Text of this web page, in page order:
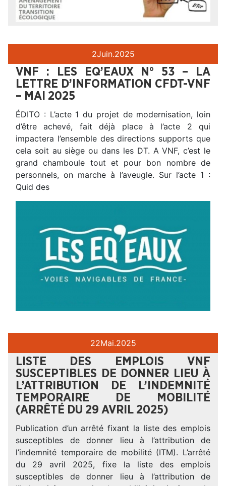
2Juin.2025
VNF : LES EQ’EAUX N° 53 – LA
LETTRE D’INFORMATION CFDT-VNF
– MAI 2025
ÉDITO : L’acte 1 du projet de modernisation, loin
d’être achevé, fait déjà place à l’acte 2 qui
impactera l’ensemble des directions supports que
cela soit au siège ou dans les DT. A VNF, c’est le
grand chamboule tout et pour bon nombre de
personnels, on marche à l’aveugle. Sur l’acte 1 :
Quid des
22Mai.2025
LISTE DES EMPLOIS VNF
SUSCEPTIBLES DE DONNER LIEU À
L’ATTRIBUTION DE L’INDEMNITÉ
TEMPORAIRE DE MOBILITÉ
(ARRÊTÉ DU 29 AVRIL 2025)
Publication d’un arrêté fixant la liste des emplois
susceptibles de donner lieu à l’attribution de
l’indemnité temporaire de mobilité (ITM). L’arrêté
du 29 avril 2025, fixe la liste des emplois
susceptibles de donner lieu à l’attribution de